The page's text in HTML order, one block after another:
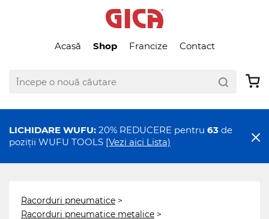
Acasă Shop Francize Contact
LICHIDARE WUFU: 20% REDUCERE pentru 63 de
poziții WUFU TOOLS [Vezi aici Lista)
Racorduri pneumatice >
Racorduri pneumatice metalice >